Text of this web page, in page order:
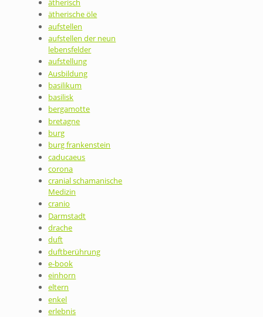
ätherisch
ätherische öle
aufstellen
aufstellen der neun
lebensfelder
aufstellung
Ausbildung
basilikum
basilisk
bergamotte
bretagne
burg
burg frankenstein
caducaeus
corona
cranial schamanische
Medizin
cranio
Darmstadt
drache
duft
duftberührung
e-book
einhorn
eltern
enkel
erlebnis